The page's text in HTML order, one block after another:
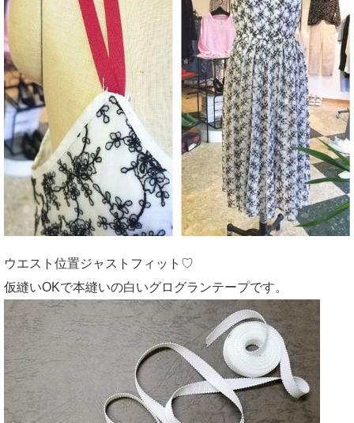
ウエスト位置ジャストフィット♡
仮縫いOKで本縫いの白いグログランテープです。